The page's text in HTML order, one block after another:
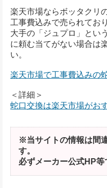
楽天市場ならボッタクリ
工事費込みで売られてお
大手の「ジュプロ」とい
に頼む当てがない場合は
い。
楽天市場で工事費込みの
＜詳細＞
蛇口交換は楽天市場がお
※当サイトの情報は間
す。
必ずメーカー公式HP等